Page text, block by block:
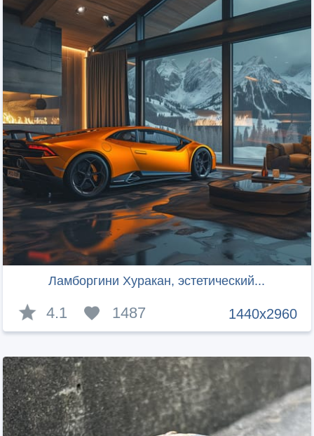
Ламборгини Хуракан, эстетический...
1440x2960
4.1 1487